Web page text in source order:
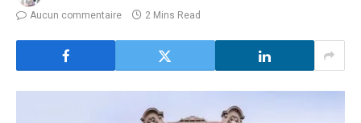
Aucun commentaire
2 Mins Read